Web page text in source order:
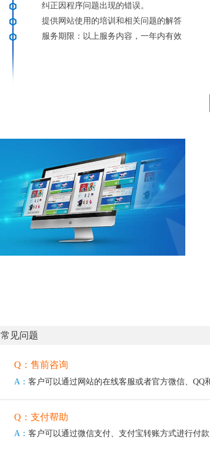
纠正因程序问题出现的错误。
提供网站使用的培训和相关问题的解答
服务期限：以上服务内容，一年内有效
常见问题
Q：售前咨询
A： 客户可以通过网站的在线客服或者官方微信、QQ
Q：支付帮助
A： 客户可以通过微信支付、支付宝转账方式进行付